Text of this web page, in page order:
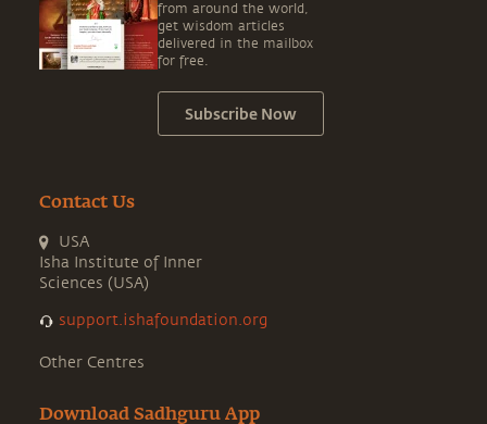
from around the world,
get wisdom articles
delivered in the mailbox
for free.
Subscribe Now
Contact Us
USA
Isha Institute of Inner
Sciences (USA)
support.ishafoundation.org
Other Centres
Download Sadhguru App